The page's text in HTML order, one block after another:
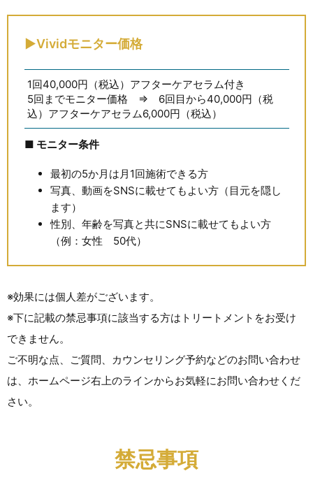
▶Vividモニター価格
1回40,000円（税込）アフターケアセラム付き
5回までモニター価格 ⇒ 6回目から40,000円（税
込）アフターケアセラム6,000円（税込）
■ モニター条件
最初の5か月は月1回施術できる方
写真、動画をSNSに載せてもよい方（目元を隠し
ます）
性別、年齢を写真と共にSNSに載せてもよい方
（例：女性 50代）
※効果には個人差がございます。
※下に記載の禁忌事項に該当する方はトリートメントをお受け
できません。
ご不明な点、ご質問、カウンセリング予約などのお問い合わせ
は、ホームページ右上のラインからお気軽にお問い合わせくだ
さい。
禁忌事項